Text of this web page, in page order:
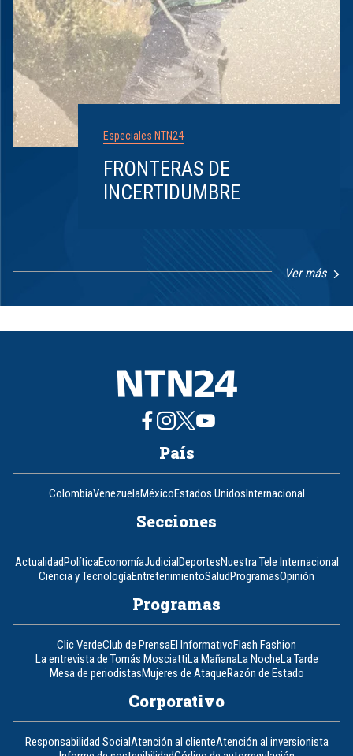
Especiales NTN24
FRONTERAS DE
INCERTIDUMBRE
Ver más
8
País
ColombiaVenezuelaMéxicoEstados UnidosInternacional
Secciones
ActualidadPolíticaEconomíaJudicialDeportesNuestra Tele Internacional
Ciencia y TecnologíaEntretenimientoSaludProgramasOpinión
Programas
Clic VerdeClub de PrensaEl InformativoFlash Fashion
La entrevista de Tomás MosciattiLa MañanaLa NocheLa Tarde
Mesa de periodistasMujeres de AtaqueRazón de Estado
Corporativo
Responsabilidad SocialAtención al clienteAtención al inversionista